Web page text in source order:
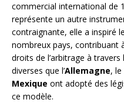
commercial international de
représente un autre
contraignante, elle a inspiré
nombreux pays, contribuant
droits de l’arbitrage à
diverses que l’Allemagne, le
Mexique ont adopté des
ce modèle.